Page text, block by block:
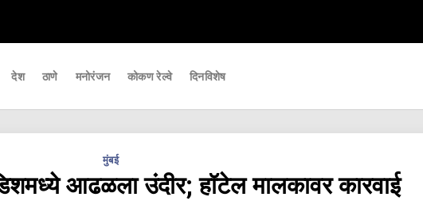
देश ठाणे मनोरंजन कोकण रेल्वे दिनविशेष
मुंबई
आढळला उंदीर; हॉटेल मालकावर कारवाई